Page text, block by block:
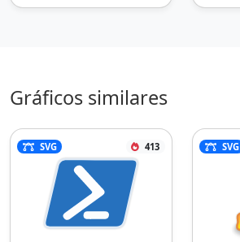
Gráficos similares
SVG 413 SVG